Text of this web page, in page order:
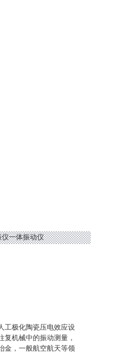
一体振动仪
工极化陶瓷压电效应设
机械中的振动测量，
金，一般航空航天等领